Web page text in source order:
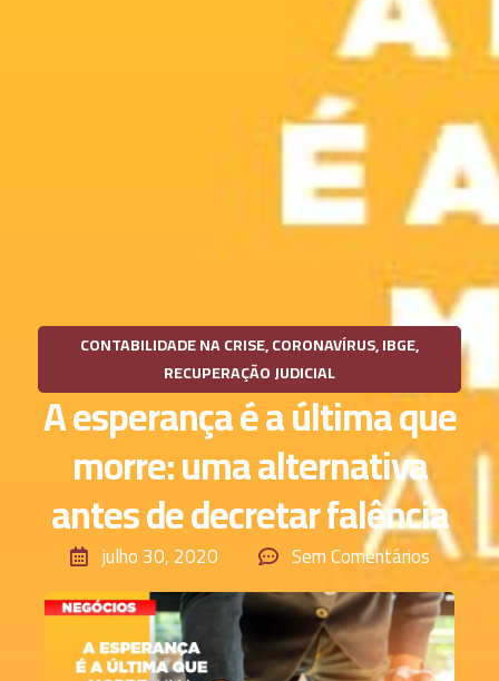
CONTABILIDADE NA CRISE,CORONAVÍRUS,IBGE,
RECUPERAÇÃO JUDICIAL
A esperança é a última que
morre: uma alternativa
antes de decretar falência
julho 30, 2020 Sem Comentários